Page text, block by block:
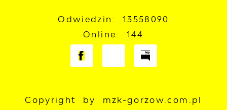
Odwiedzin: 13558090
Online: 144
Copyright by mzk-gorzow.com.pl